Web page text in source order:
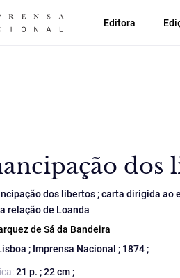
Editora
dos
dos libertos ; carta dirigida ao
relação de Loanda
de Sá da Bandeira
; Imprensa Nacional ; 1874 ;
21 p. ; 22 cm ;